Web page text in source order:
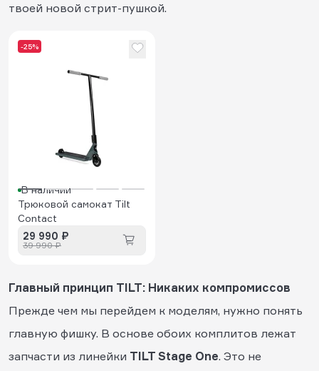
твоей новой стрит-пушкой.
-25%
В наличии
Трюковой самокат Tilt
Contact
29 990 ₽
39 990 ₽
Главный принцип TILT: Никаких компромиссов
Прежде чем мы перейдем к моделям, нужно понять
главную фишку. В основе обоих комплитов лежат
запчасти из линейки TILT Stage One. Это не